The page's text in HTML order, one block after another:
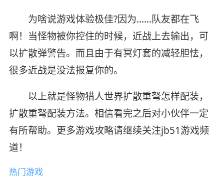
为啥说游戏体验极佳?因为……队友都在飞
啊！当怪物被你控住的时候，近战上去输出，可
以扩散弹警告。而且由于有冥灯套的减轻胆怯，
很多近战是没法报复你的。
以上就是怪物猎人世界扩散重弩怎样配装，
扩散重弩配装方法。相信看完之后对小伙伴一定
有所帮助。更多游戏攻略请继续关注jb51游戏频
道！
热门游戏